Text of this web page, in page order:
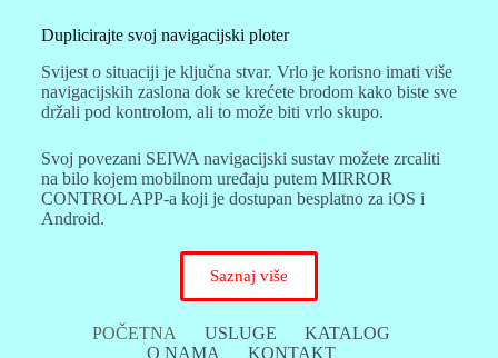
Duplicirajte svoj navigacijski ploter
Svijest o situaciji je ključna stvar. Vrlo je korisno imati više
navigacijskih zaslona dok se krećete brodom kako biste sve
držali pod kontrolom, ali to može biti vrlo skupo.
Svoj povezani SEIWA navigacijski sustav možete zrcaliti
na bilo kojem mobilnom uređaju putem MIRROR
CONTROL APP-a koji je dostupan besplatno za iOS i
Android.
Saznaj više
POČETNA USLUGE
KATALOG
O NAMA
KONTAKT